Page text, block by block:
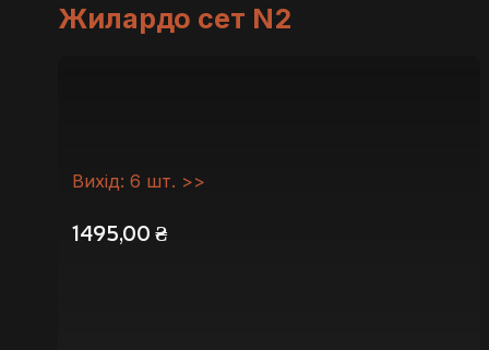
Жилардо сет N2
Вихід: 6 шт. >>
1495,00₴